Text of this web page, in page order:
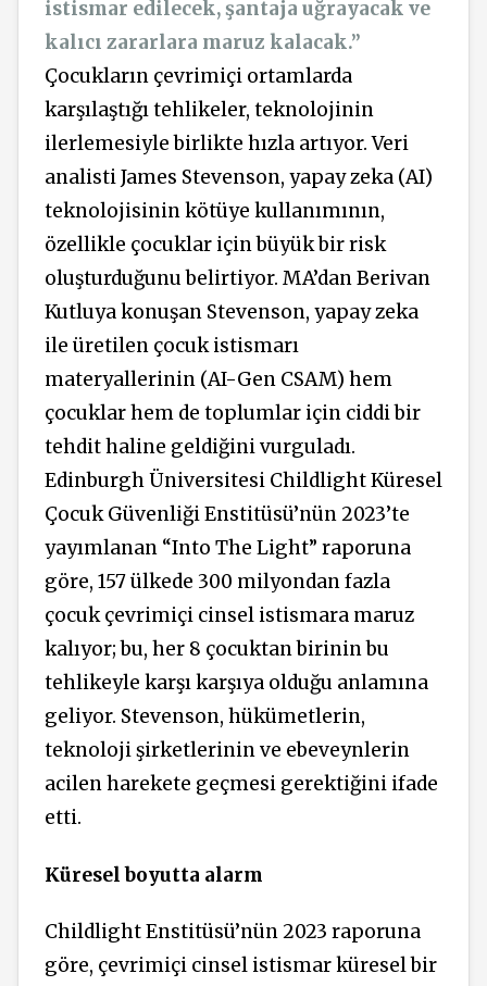
istismar edilecek, şantaja uğrayacak ve
kalıcı zararlara maruz kalacak.”
Çocukların çevrimiçi ortamlarda
karşılaştığı tehlikeler, teknolojinin
ilerlemesiyle birlikte hızla artıyor. Veri
analisti James Stevenson, yapay zeka (AI)
teknolojisinin kötüye kullanımının,
özellikle çocuklar için büyük bir risk
oluşturduğunu belirtiyor. MA’dan Berivan
Kutluya konuşan Stevenson, yapay zeka
ile üretilen çocuk istismarı
materyallerinin (AI-Gen CSAM) hem
çocuklar hem de toplumlar için ciddi bir
tehdit haline geldiğini vurguladı.
Edinburgh Üniversitesi Childlight Küresel
Çocuk Güvenliği Enstitüsü’nün 2023’te
yayımlanan “Into The Light” raporuna
göre, 157 ülkede 300 milyondan fazla
çocuk çevrimiçi cinsel istismara maruz
kalıyor; bu, her 8 çocuktan birinin bu
tehlikeyle karşı karşıya olduğu anlamına
geliyor. Stevenson, hükümetlerin,
teknoloji şirketlerinin ve ebeveynlerin
acilen harekete geçmesi gerektiğini ifade
etti.
Küresel boyutta alarm
Childlight Enstitüsü’nün 2023 raporuna
göre, çevrimiçi cinsel istismar küresel bir